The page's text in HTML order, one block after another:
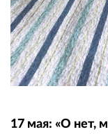
17 мая: «О нет,